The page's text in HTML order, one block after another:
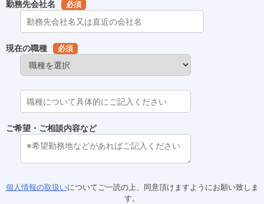
勤務先会社名 必須
現在の職種 必須
ご希望・ご相談内容など
個人情報の取扱いについてご一読の上、同意頂けますようにお願い致しま
す。